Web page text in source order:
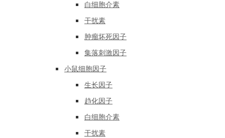
白细胞介素
干扰素
肿瘤坏死因子
集落刺激因子
小鼠细胞因子
生长因子
趋化因子
白细胞介素
干扰素